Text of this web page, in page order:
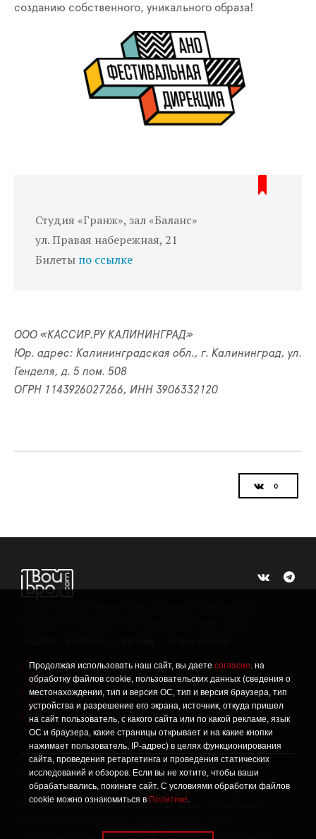
Продолжая использовать наш сайт, вы даете согласие. на
обработку файлов cookie, пользовательских данных (сведения о
местонахождении, тип и версия ОС, тип и версия браузера, тип
устройства и разрешение его экрана, источник, откуда пришел
на сайт пользователь, с какого сайта или по какой рекламе, язык
ОС и браузера, какие страницы открывает и на какие кнопки
нажимает пользователь, IP-адрес) в целях функционирования
сайта, проведения ретаргетинга и проведения статических
исследований и обзоров. Если вы не хотите, чтобы ваши
обрабатывались, покиньте сайт. С условиями обработки файлов
cookie можно ознакомиться в Политике.
созданию собственного, уникального образа!
Студия «Гранж», зал «Баланс»
ул. Правая набережная, 21
Билеты по ссылке
ООО «КАССИР.РУ КАЛИНИНГРАД»
Юр. адрес: Калининградская обл., г. Калининград, ул.
Генделя, д. 5 пом. 508
ОГРН 1143926027266, ИНН 3906332120
! Политика конфиденциальности
! Информация о проведении СОУТ
Данный сайт не предназначен для просмотра лицам
младше 16 лет.
Сетевое издание «Твой Бро», реестровая запись о
регистрации средства массовой информации: серия Эл №